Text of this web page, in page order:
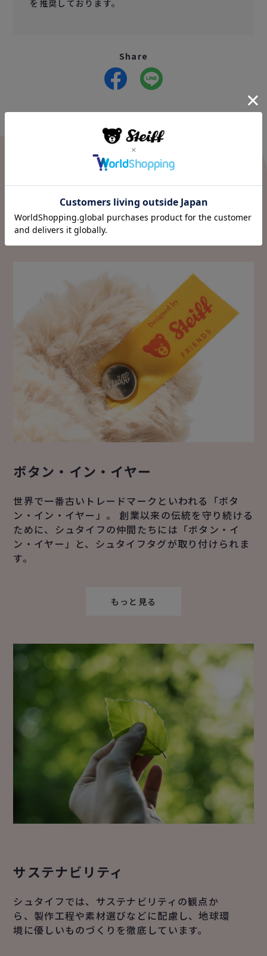
を推奨しております。
Share
Value
私たちのこだわり
ボタン・イン・イヤー
世界で一番古いトレードマークといわれる「ボタ
ン・イン・イヤー」。 創業以来の伝統を守り続ける
ために、シュタイフの仲間たちには「ボタン・イ
ン・イヤー」と、シュタイフタグが取り付けられま
す。
もっと見る
サステナビリティ
シュタイフでは、サステナビリティの観点か
ら、製作工程や素材選びなどに配慮し、地球環
境に優しいものづくりを徹底しています。